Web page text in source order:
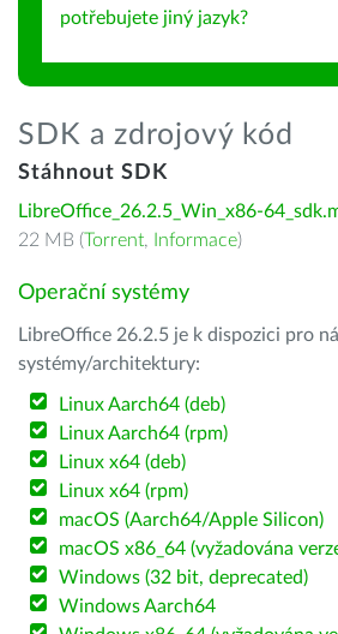
potřebujete jiný jazyk?
SDK a zdrojový kód
Stáhnout SDK
LibreOffice_26.2.5_Win_x86-
22 MB (Torrent, Informace)
Operační systémy
LibreOffice 26.2.5 je k dispozici pro
systémy/architektury:
Linux Aarch64 (deb)
Linux Aarch64 (rpm)
Linux x64 (deb)
Linux x64 (rpm)
macOS (Aarch64/Apple Silicon)
macOS x86_64 (vyžadována
Windows (32 bit, deprecated)
Windows Aarch64